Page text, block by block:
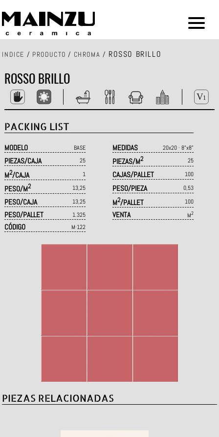
INDICE / PRODUCTO / CHROMA / ROSSO BRILLO
ROSSO BRILLO
PACKING LIST
MODELO BASE MEDIDAS 20x20 · 8"x8"
PIEZAS/CAJA 25 PIEZAS/M2 25
M2/CAJA 1 CAJAS/PALLET 100
PESO/M2 13,25 PESO/PIEZA 0,53
PESO/CAJA 13,25 M2/PALLET 100
PESO/PALLET 1.325 VENTA M2
CÓDIGO M·122
PIEZAS RELACIONADAS